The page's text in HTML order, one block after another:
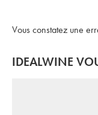
Vous constatez une
IDEALWINE